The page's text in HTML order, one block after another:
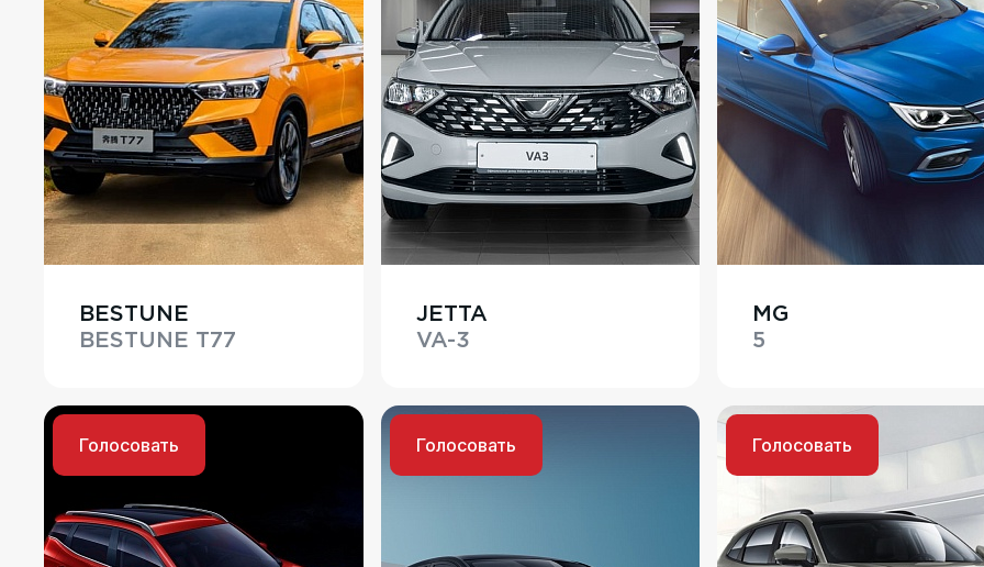
BESTUNE
BESTUNE T77
JETTA
VA-3
MG
5
Голосовать Голосовать Голосовать